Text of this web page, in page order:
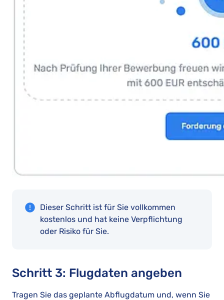
Dieser Schritt ist für Sie vollkommen
kostenlos und hat keine Verpflichtung
oder Risiko für Sie.
Schritt 3: Flugdaten angeben
Tragen Sie das geplante Abflugdatum und, wenn Sie